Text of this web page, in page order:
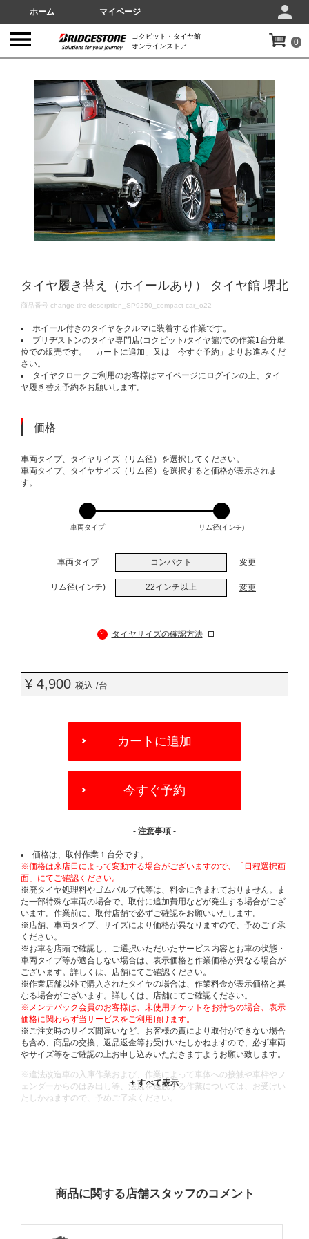
ホーム マイページ
コクピット・タイヤ館
オンラインストア
0
タイヤ履き替え（ホイールあり） タイヤ館 堺北
DETAILS
商品番号 change-tire-desorption_SP9250_compact-car_o22
ホイール付きのタイヤをクルマに装着する作業です。
ブリヂストンのタイヤ専門店(コクピット/タイヤ館)での作業1台分単
位での販売です。「カートに追加」又は「今すぐ予約」よりお進みくだ
さい。
タイヤクロークご利用のお客様はマイページにログインの上、タイ
ヤ履き替え予約をお願いします。
価格
VARIATIONS
車両タイプ、タイヤサイズ（リム径）を選択してください。
車両タイプ、タイヤサイズ（リム径）を選択すると価格が表示されま
す。
車両タイプ リム径(インチ)
車両タイプ コンパクト 変更
リム径(インチ) 22インチ以上 変更
? タイヤサイズの確認方法
¥ 4,900 税込 /台
OPTIONS
カートに追加
今すぐ予約
- 注意事項 -
価格は、取付作業１台分です。
※価格は来店日によって変動する場合がございますので、「日程選択画
面」にてご確認ください。
※廃タイヤ処理料やゴムバルブ代等は、料金に含まれておりません。ま
た一部特殊な車両の場合で、取付に追加費用などが発生する場合がござ
います。作業前に、取付店舗で必ずご確認をお願いいたします。
※店舗、車両タイプ、サイズにより価格が異なりますので、予めご了承
ください。
※お車を店頭で確認し、ご選択いただいたサービス内容とお車の状態・
車両タイプ等が適合しない場合は、表示価格と作業価格が異なる場合が
ございます。詳しくは、店舗にてご確認ください。
※作業店舗以外で購入されたタイヤの場合は、作業料金が表示価格と異
なる場合がございます。詳しくは、店舗にてご確認ください。
※メンテパック会員のお客様は、未使用チケットをお持ちの場合、表示
価格に関わらず当サービスをご利用頂けます。
※ご注文時のサイズ間違いなど、お客様の責により取付ができない場合
も含め、商品の交換、返品返金等お受けいたしかねますので、必ず車両
やサイズ等をご確認の上お申し込みいただきますようお願い致します。
※違法改造車の入庫作業および、作業によって車体への接触や車枠やフ
ェンダーからのはみ出し等、法規を逸脱する作業については、お受けい
たしかねますので、予めご了承ください。
商品に関する店舗スタッフのコメント